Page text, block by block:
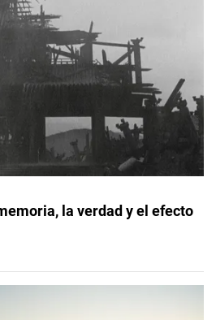
la verdad y el efecto